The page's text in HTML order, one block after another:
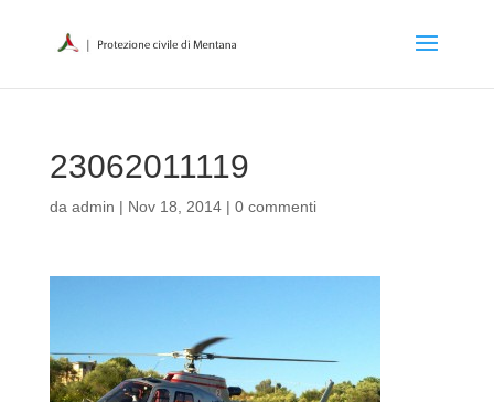
23062011119
da admin | Nov 18, 2014| 0 commenti